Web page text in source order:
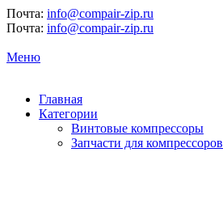
Почта: info@compair-zip.ru
Почта: info@compair-zip.ru
Меню
Главная
Категории
Винтовые компрессоры
Запчасти для компрессоров